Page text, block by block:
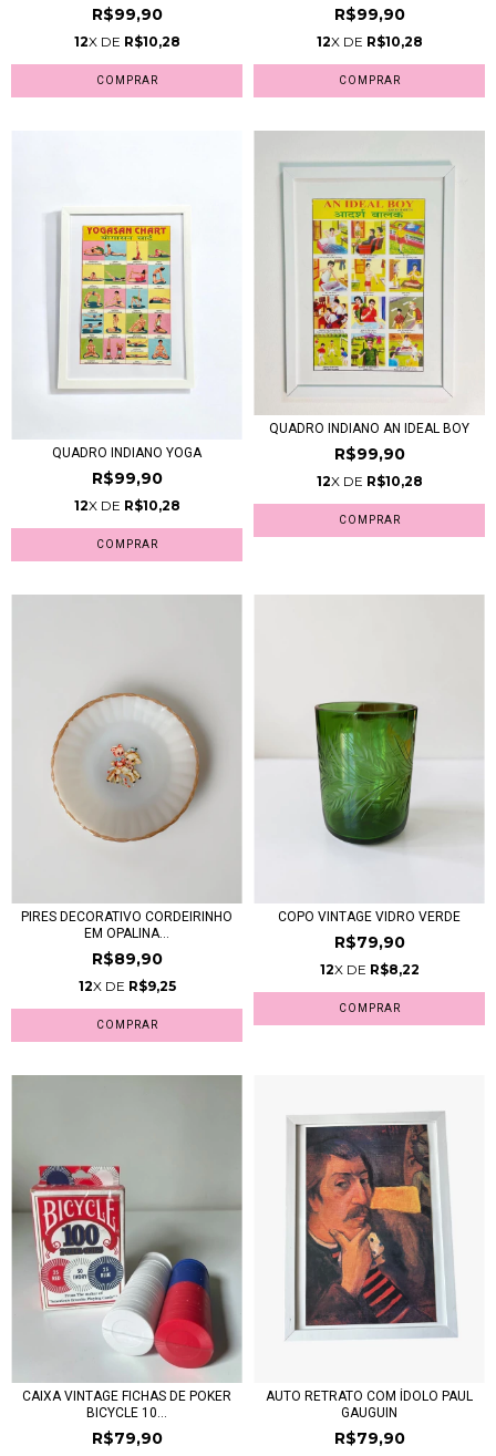
R$99,90
12X DE R$10,28
R$99,90
12X DE R$10,28
QUADRO INDIANO YOGA
R$99,90
12X DE R$10,28
QUADRO INDIANO AN IDEAL BOY
R$99,90
12X DE R$10,28
PIRES DECORATIVO CORDEIRINHO
EM OPALINA...
R$89,90
12X DE R$9,25
COPO VINTAGE VIDRO VERDE
R$79,90
12X DE R$8,22
CAIXA VINTAGE FICHAS DE POKER
BICYCLE 10...
R$79,90
AUTO RETRATO COM ÍDOLO PAUL
GAUGUIN
R$79,90